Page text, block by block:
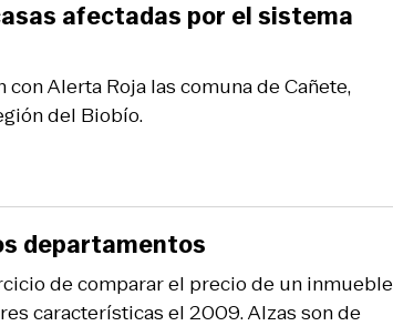
Alerta Roja las comuna de Cañete,
del Biobío.
afectadas por el sistema
de comparar el precio de un inmueble
características el 2009. Alzas son de
departamentos